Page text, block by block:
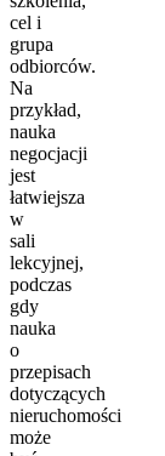
cel i
grupa
odbiorców.
Na
przykład,
nauka
negocjacji
jest
łatwiejsza
w
sali
lekcyjnej,
podczas
gdy
nauka
o
przepisach
dotyczących
nieruchomości
może